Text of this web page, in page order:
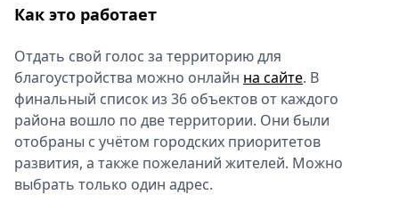
Как это работает
Отдать свой голос за территорию для
благоустройства можно онлайн на сайте. В
финальный список из 36 объектов от каждого
района вошло по две территории. Они были
отобраны с учётом городских приоритетов
развития, а также пожеланий жителей. Можно
выбрать только один адрес.